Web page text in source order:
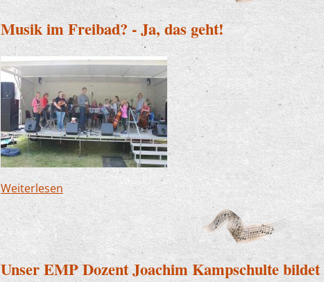
Musik im Freibad? - Ja, das geht!
Weiterlesen über Musik im Freibad? - Ja, das geht!
Unser EMP Dozent Joachim Kampschulte